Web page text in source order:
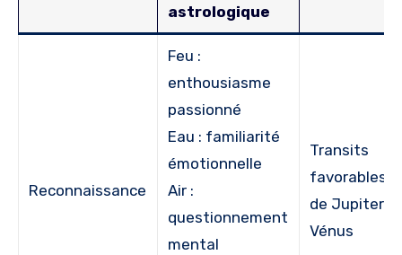
astrologique
Reconnaissance
Feu :
enthousiasme
passionné
Eau : familiarité
émotionnelle
Air :
questionnement
mental
Transits
favorables
de Jupiter
Vénus